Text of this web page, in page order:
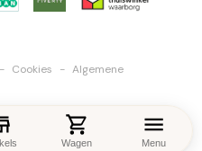
Wagen Menu
Cookies
Algemene